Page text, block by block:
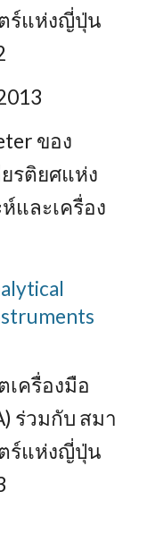
ร์แห่งญี่ปุ่น
ของ
ยรติยศแห่ง
และเครื่อง
ครื่องมือ
ร่วมกับ สมา
ร์แห่งญี่ปุ่น